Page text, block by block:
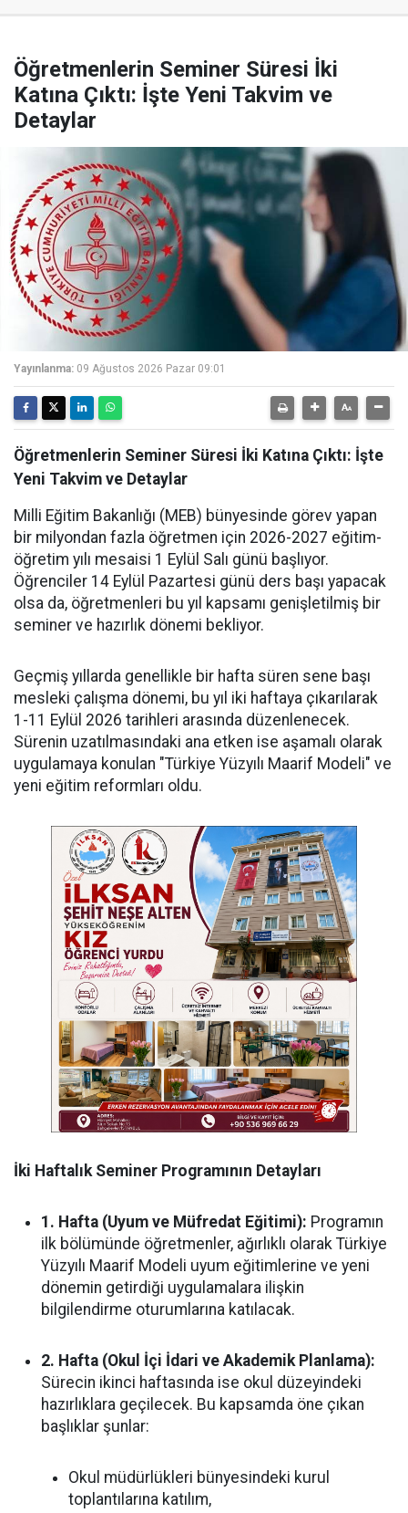
Öğretmenlerin Seminer Süresi İki
Katına Çıktı: İşte Yeni Takvim ve
Detaylar
Yayınlanma: 09 Ağustos 2026 Pazar 09:01
Öğretmenlerin Seminer Süresi İki Katına Çıktı: İşte
Yeni Takvim ve Detaylar
Milli Eğitim Bakanlığı (MEB) bünyesinde görev yapan
bir milyondan fazla öğretmen için 2026-2027 eğitim-
öğretim yılı mesaisi 1 Eylül Salı günü başlıyor.
Öğrenciler 14 Eylül Pazartesi günü ders başı yapacak
olsa da, öğretmenleri bu yıl kapsamı genişletilmiş bir
seminer ve hazırlık dönemi bekliyor.
Geçmiş yıllarda genellikle bir hafta süren sene başı
mesleki çalışma dönemi, bu yıl iki haftaya çıkarılarak
1-11 Eylül 2026 tarihleri arasında düzenlenecek.
Sürenin uzatılmasındaki ana etken ise aşamalı olarak
uygulamaya konulan "Türkiye Yüzyılı Maarif Modeli" ve
yeni eğitim reformları oldu.
İki Haftalık Seminer Programının Detayları
1. Hafta (Uyum ve Müfredat Eğitimi): Programın
ilk bölümünde öğretmenler, ağırlıklı olarak Türkiye
Yüzyılı Maarif Modeli uyum eğitimlerine ve yeni
dönemin getirdiği uygulamalara ilişkin
bilgilendirme oturumlarına katılacak.
2. Hafta (Okul İçi İdari ve Akademik Planlama):
Sürecin ikinci haftasında ise okul düzeyindeki
hazırlıklara geçilecek. Bu kapsamda öne çıkan
başlıklar şunlar:
Okul müdürlükleri bünyesindeki kurul
toplantılarına katılım,